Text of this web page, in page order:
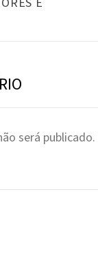
será publicado.